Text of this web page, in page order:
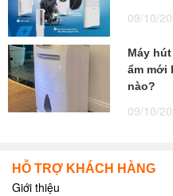
09/10/
Máy
ẩm mới
nào?
09/10/
HỖ TRỢ KHÁCH HÀNG
Giới thiệu